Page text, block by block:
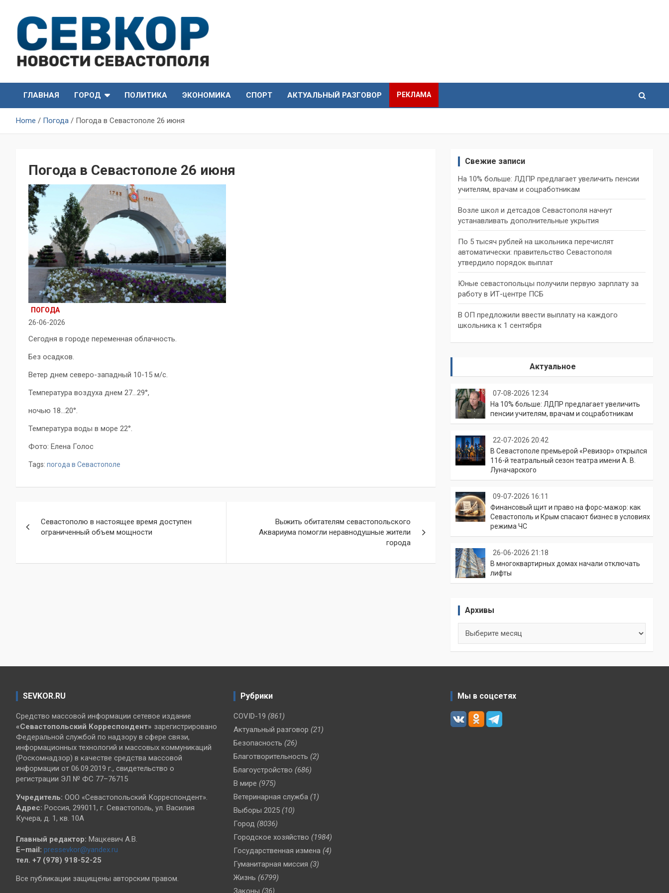
content
СевКор — Новости
Севастополя
Севастополя
ГЛАВНАЯ
ГОРОД ПОЛИТИКА ЭКОНОМИКА СПОРТ АКТУАЛЬНЫЙ РАЗГОВОР РЕКЛАМА
Home Погода Погода в Севастополе 26 июня
Погода в Севастополе 26 июня
ПОГОДА
26-06-2026
Сегодня в городе переменная облачность.
Без осадков.
Ветер днем северо-западный 10-15 м/с.
Температура воздуха днем 27…29°,
ночью 18…20°.
Температура воды в море 22°.
Фото: Елена Голос
Tags: погода в Севастополе
по
Севастополю в настоящее время доступен
ограниченный объем мощности
Выжить обитателям севастопольского
Аквариума помогли неравнодушные жители
города
Свежие записи
На 10% больше: ЛДПР предлагает увеличить пенсии
учителям, врачам и соцработникам
Возле школ и детсадов Севастополя начнут
устанавливать дополнительные укрытия
По 5 тысяч рублей на школьника перечислят
автоматически: правительство Севастополя
утвердило порядок выплат
Юные севастопольцы получили первую зарплату за
работу в ИТ-центре ПСБ
В ОП предложили ввести выплату на каждого
школьника к 1 сентября
Актуальное
07-08-2026 12:34
На 10% больше: ЛДПР предлагает увеличить
пенсии учителям, врачам и соцработникам
22-07-2026 20:42
В Севастополе премьерой «Ревизор» открылся
116-й театральный сезон театра имени А. В.
Луначарского
09-07-2026 16:11
Финансовый щит и право на форс-мажор: как
Севастополь и Крым спасают бизнес в условиях
режима ЧС
26-06-2026 21:18
В многоквартирных домах начали отключать
лифты
Архивы
SEVKOR.RU
Средство массовой информации сетевое издание
«Севастопольский Корреспондент» зарегистрировано
Федеральной службой по надзору в сфере связи,
информационных технологий и массовых коммуникаций
(Роскомнадзор) в качестве средства массовой
информации от 06.09.2019 г., свидетельство о
регистрации ЭЛ № ФС 77–76715
Учредитель: ООО «Севастопольский Корреспондент».
Адрес: Россия, 299011, г. Севастополь, ул. Василия
Кучера, д. 1, кв. 10А
Главный редактор: Мацкевич А.В.
E–mail: pressevkor@yandex.ru
тел. +7 (978) 918-52-25
Все публикации защищены авторским правом.
Рубрики
COVID-19 (861)
Актуальный разговор (21)
Безопасность (26)
Благотворительность (2)
Благоустройство (686)
В мире (975)
Ветеринарная служба (1)
Выборы 2025 (10)
Город (8036)
Городское хозяйство (1984)
Государственная измена (4)
Гуманитарная миссия (3)
Жизнь (6799)
Законы (36)
Мы в соцсетях